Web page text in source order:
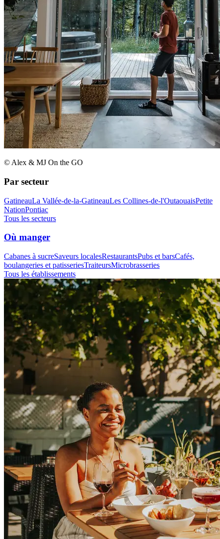
© Alex & MJ On the GO
Par secteur
GatineauLa Vallée-de-la-GatineauLes Collines-de-l'OutaouaisPetite
NationPontiac
Tous les secteurs
Où manger
Cabanes à sucreSaveurs localesRestaurantsPubs et barsCafés,
boulangeries et patisseriesTraiteursMicrobrasseries
Tous les établissements